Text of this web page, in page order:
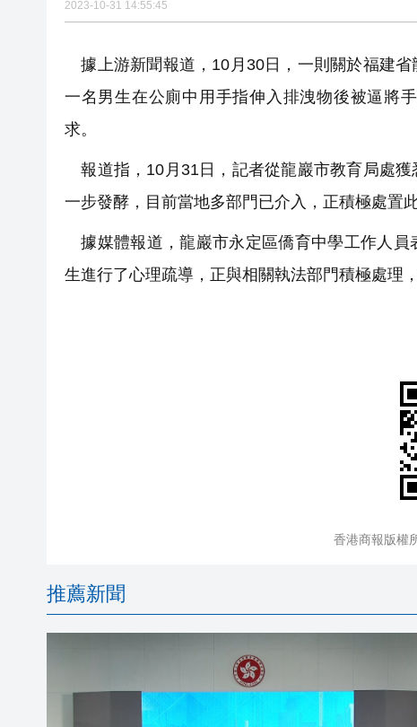
2023-10-31 14:55:45
據上游新聞報道，10月30日，一則關於福建省
一名男生在公廁中用手指伸入排洩物後被逼將
求。
報道指，10月31日，記者從龍巖市教育局處
一步發酵，目前當地多部門已介入，正積極處置
據媒體報道，龍巖市永定區僑育中學工作人員
生進行了心理疏導，正與相關執法部門積極處理
香港商報版權
推薦新聞